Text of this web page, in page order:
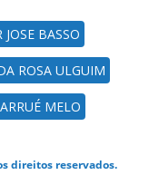
BASSO
ROSA ULGUIM
MELO
direitos reservados.